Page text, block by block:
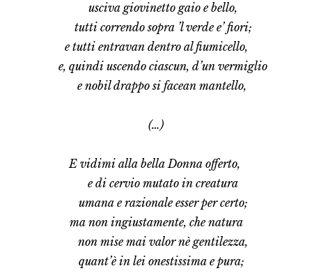
usciva giovinetto gaio e bello,
tutti correndo sopra ’l verde e’ fiori;
e tutti entravan dentro al fiumicello,
e, quindi uscendo ciascun, d’un vermiglio
e nobil drappo si facean mantello,
(…)
E vidimi alla bella Donna offerto,
e di cervio mutato in creatura
umana e razionale esser per certo;
ma non ingiustamente, che natura
non mise mai valor nè gentilezza,
quant’è in lei onestissima e pura;